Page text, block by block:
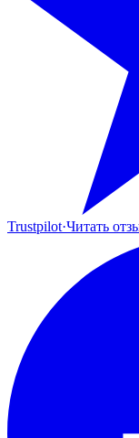
Trustpilot·Читать